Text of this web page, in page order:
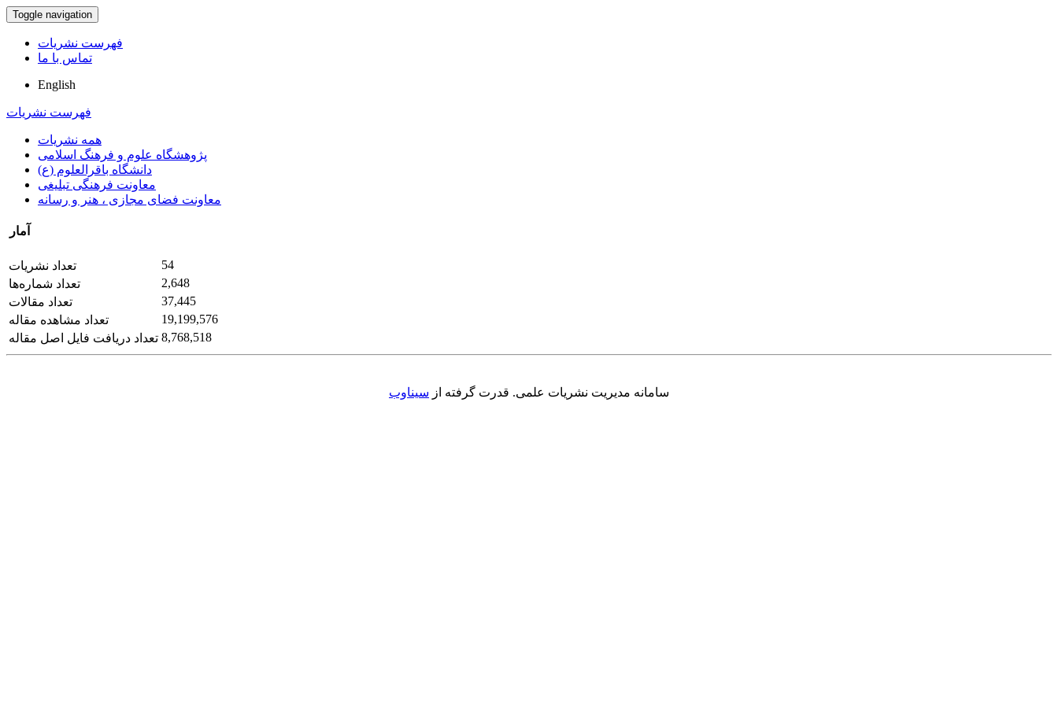
Toggle navigation
فهرست نشریات
تماس با ما
English
فهرست نشریات
همه نشریات
پژوهشگاه علوم و فرهنگ اسلامی
دانشگاه باقرالعلوم (ع)
معاونت فرهنگی تبلیغی
معاونت فضای مجازی ، هنر و رسانه
آمار
تعداد نشریات
54
تعداد شماره‌ها
2,648
تعداد مقالات
37,445
تعداد مشاهده مقاله
19,199,576
تعداد دریافت فایل اصل مقاله 8,768,518
سامانه مدیریت نشریات علمی. قدرت گرفته از سیناوب